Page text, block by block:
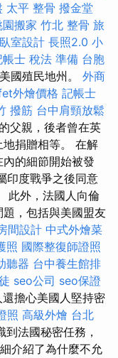
太平 整骨 撥金堂
園搬家 竹北 整骨 旅
室設計 長照2.0 小
帳士 稅法 準備 台胞
國殖民地州。 外商
外燴價格 記帳士
撥筋 台中肩頸放鬆
父親，後者曾在英
捐贈相等。 在解
的細節開始被發
印度戰爭之後同意
此外，法國人向倫
，包括與美國盟友
間設計 中式外燴菜
照 國際整復師證照
聽器 台中養生館排
seo公司 seo保證
擔心美國人堅持密
照 高級外燴 台北
法國秘密任務，
介紹了為什麼不允